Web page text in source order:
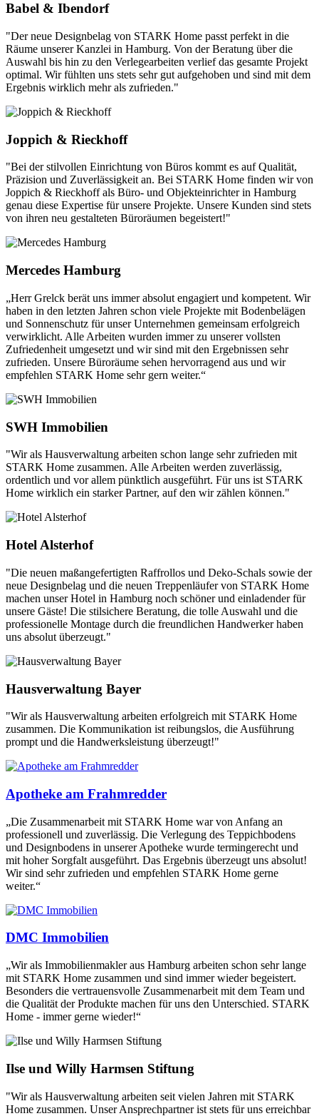
Babel & Ibendorf
"Der neue Designbelag von STARK Home passt perfekt in die
Räume unserer Kanzlei in Hamburg. Von der Beratung über die
Auswahl bis hin zu den Verlegearbeiten verlief das gesamte Projekt
optimal. Wir fühlten uns stets sehr gut aufgehoben und sind mit dem
Ergebnis wirklich mehr als zufrieden."
Joppich & Rieckhoff
"Bei der stilvollen Einrichtung von Büros kommt es auf Qualität,
Präzision und Zuverlässigkeit an. Bei STARK Home finden wir von
Joppich & Rieckhoff als Büro- und Objekteinrichter in Hamburg
genau diese Expertise für unsere Projekte. Unsere Kunden sind stets
von ihren neu gestalteten Büroräumen begeistert!"
Mercedes Hamburg
„Herr Grelck berät uns immer absolut engagiert und kompetent. Wir
haben in den letzten Jahren schon viele Projekte mit Bodenbelägen
und Sonnenschutz für unser Unternehmen gemeinsam erfolgreich
verwirklicht. Alle Arbeiten wurden immer zu unserer vollsten
Zufriedenheit umgesetzt und wir sind mit den Ergebnissen sehr
zufrieden. Unsere Büroräume sehen hervorragend aus und wir
empfehlen STARK Home sehr gern weiter.“
SWH Immobilien
"Wir als Hausverwaltung arbeiten schon lange sehr zufrieden mit
STARK Home zusammen. Alle Arbeiten werden zuverlässig,
ordentlich und vor allem pünktlich ausgeführt. Für uns ist STARK
Home wirklich ein starker Partner, auf den wir zählen können."
Hotel Alsterhof
"Die neuen maßangefertigten Raffrollos und Deko-Schals sowie der
neue Designbelag und die neuen Treppenläufer von STARK Home
machen unser Hotel in Hamburg noch schöner und einladender für
unsere Gäste! Die stilsichere Beratung, die tolle Auswahl und die
professionelle Montage durch die freundlichen Handwerker haben
uns absolut überzeugt."
Hausverwaltung Bayer
"Wir als Hausverwaltung arbeiten erfolgreich mit STARK Home
zusammen. Die Kommunikation ist reibungslos, die Ausführung
prompt und die Handwerksleistung überzeugt!"
Apotheke am Frahmredder
„Die Zusammenarbeit mit STARK Home war von Anfang an
professionell und zuverlässig. Die Verlegung des Teppichbodens
und Designbodens in unserer Apotheke wurde termingerecht und
mit hoher Sorgfalt ausgeführt. Das Ergebnis überzeugt uns absolut!
Wir sind sehr zufrieden und empfehlen STARK Home gerne
weiter.“
DMC Immobilien
„Wir als Immobilienmakler aus Hamburg arbeiten schon sehr lange
mit STARK Home zusammen und sind immer wieder begeistert.
Besonders die vertrauensvolle Zusammenarbeit mit dem Team und
die Qualität der Produkte machen für uns den Unterschied. STARK
Home - immer gerne wieder!“
Ilse und Willy Harmsen Stiftung
"Wir als Hausverwaltung arbeiten seit vielen Jahren mit STARK
Home zusammen. Unser Ansprechpartner ist stets für uns erreichbar